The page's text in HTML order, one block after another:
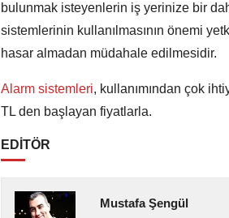
bulunmak isteyenlerin iş yerinize bir
sistemlerinin kullanılmasının önemi
hasar almadan müdahale edilmesidir.
Alarm sistemleri, kullanımından çok
TL den başlayan fiyatlarla.
EDİTÖR
Mustafa Şengül